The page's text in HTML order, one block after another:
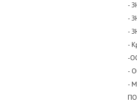
-
-
-
-
-
-
-